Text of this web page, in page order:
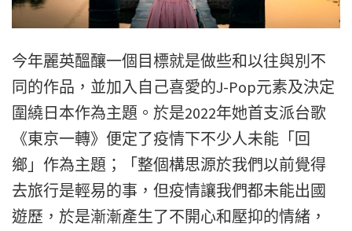
今年麗英醞釀一個目標就是做些和以往與別不
同的作品，並加入自己喜愛的J-Pop元素及決定
圍繞日本作為主題。於是2022年她首支派台歌
《東京一轉》便定了疫情下不少人未能「回
鄉」作為主題；「整個構思源於我們以前覺得
去旅行是輕易的事，但疫情讓我們都未能出國
遊歷，於是漸漸產生了不開心和壓抑的情緒，